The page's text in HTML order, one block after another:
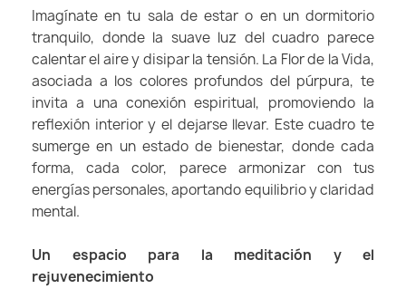
Imagínate en tu sala de estar o en un dormitorio
tranquilo, donde la suave luz del cuadro parece
calentar el aire y disipar la tensión. La Flor de la Vida,
asociada a los colores profundos del púrpura, te
invita a una conexión espiritual, promoviendo la
reflexión interior y el dejarse llevar. Este cuadro te
sumerge en un estado de bienestar, donde cada
forma, cada color, parece armonizar con tus
energías personales, aportando equilibrio y claridad
mental.
Un espacio para la meditación y el
rejuvenecimiento